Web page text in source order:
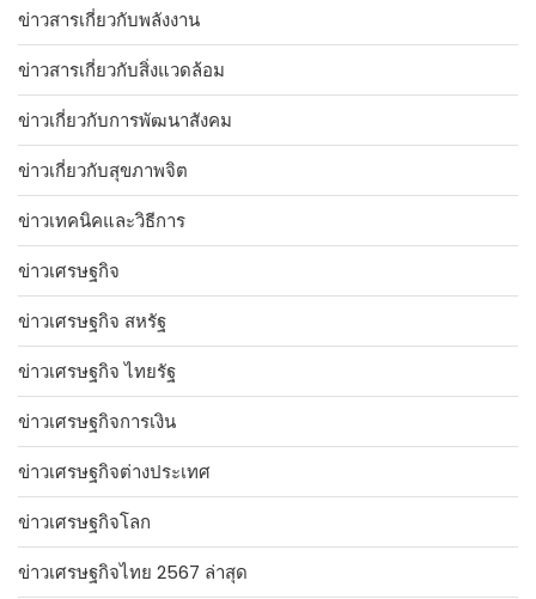
ข่าวสารเกี่ยวกับพลังงาน
ข่าวสารเกี่ยวกับสิ่งแวดล้อม
ข่าวเกี่ยวกับการพัฒนาสังคม
ข่าวเกี่ยวกับสุขภาพจิต
ข่าวเทคนิคและวิธีการ
ข่าวเศรษฐกิจ
ข่าวเศรษฐกิจ สหรัฐ
ข่าวเศรษฐกิจ ไทยรัฐ
ข่าวเศรษฐกิจการเงิน
ข่าวเศรษฐกิจต่างประเทศ
ข่าวเศรษฐกิจโลก
ข่าวเศรษฐกิจไทย 2567 ล่าสุด